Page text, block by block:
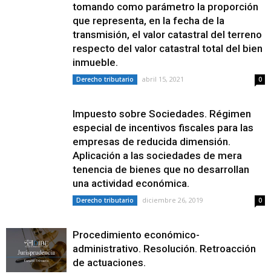
tomando como parámetro la proporción
que representa, en la fecha de la
transmisión, el valor catastral del terreno
respecto del valor catastral total del bien
inmueble.
Derecho tributario abril 15, 2021 0
Impuesto sobre Sociedades. Régimen
especial de incentivos fiscales para las
empresas de reducida dimensión.
Aplicación a las sociedades de mera
tenencia de bienes que no desarrollan
una actividad económica.
Derecho tributario diciembre 26, 2019 0
Procedimiento económico-
administrativo. Resolución. Retroacción
de actuaciones.